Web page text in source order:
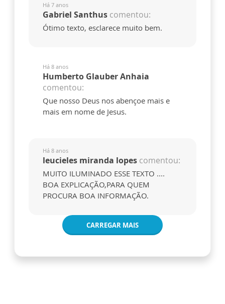
Há 7 anos
Gabriel Santhus comentou:
Ótimo texto, esclarece muito bem.
Há 8 anos
Humberto Glauber Anhaia
comentou:
Que nosso Deus nos abençoe mais e
mais em nome de Jesus.
Há 8 anos
leucieles miranda lopes comentou:
MUITO ILUMINADO ESSE TEXTO ....
BOA EXPLICAÇÃO,PARA QUEM
PROCURA BOA INFORMAÇÃO.
CARREGAR MAIS